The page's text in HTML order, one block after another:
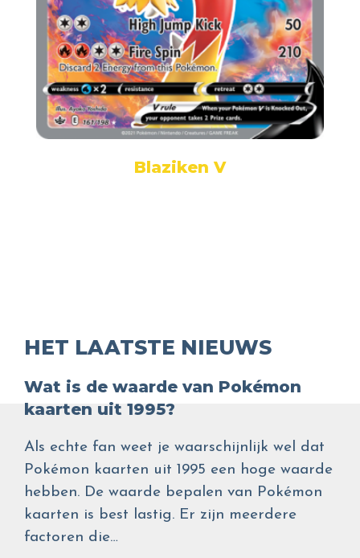
Blaziken V
HET LAATSTE NIEUWS
Wat is de waarde van Pokémon
kaarten uit 1995?
Als echte fan weet je waarschijnlijk wel dat
Pokémon kaarten uit 1995 een hoge waarde
hebben. De waarde bepalen van Pokémon
kaarten is best lastig. Er zijn meerdere
factoren die…